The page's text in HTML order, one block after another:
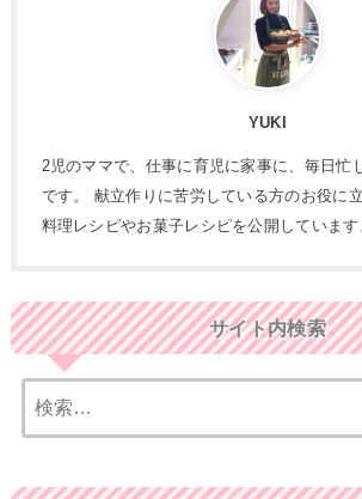
YUKI
2児のママで、仕事に育児に家事に、毎日忙
です。 献立作りに苦労している方のお役に
料理レシピやお菓子レシピを公開しています
サイト内検索
索: